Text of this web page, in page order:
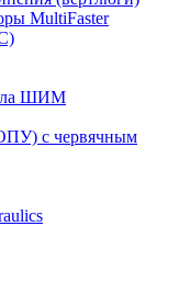
MultiFaster
ШИМ
с червячным